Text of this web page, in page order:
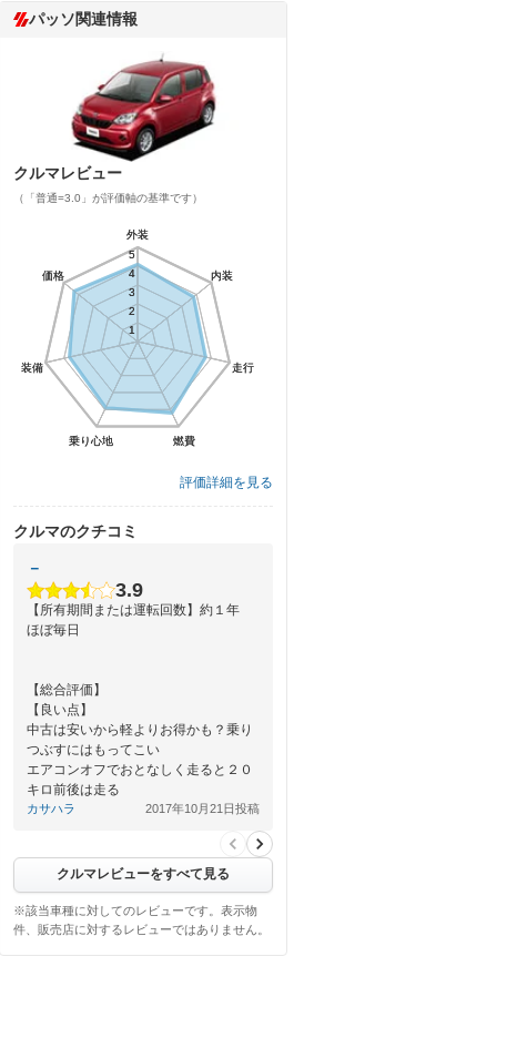
パッソ関連情報
クルマレビュー
（「普通=3.0」が評価軸の基準です）
外装
内装
走行
燃費
乗り心地
装備
価格
1
2
3
4
5
外装
内装
走行
燃費
乗り心地
装備
価格
1
2
3
4
5
評価詳細を見る
クルマのクチコミ
－
3.9
【所有期間または運転回数】約１年
ほぼ毎日
【総合評価】
【良い点】
中古は安いから軽よりお得かも？乗り
つぶすにはもってこい
エアコンオフでおとなしく走ると２０
キロ前後は走る
小さいからバックカメラなどは必要な
カサハラ 2017年10月21日投稿
クルマレビューをすべて見る
※該当車種に対してのレビューです。表示物
件、販売店に対するレビューではありません。